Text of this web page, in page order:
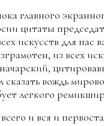
главного
цитаты
искусств для
из всех
сказать вождь
легкого
и вся и